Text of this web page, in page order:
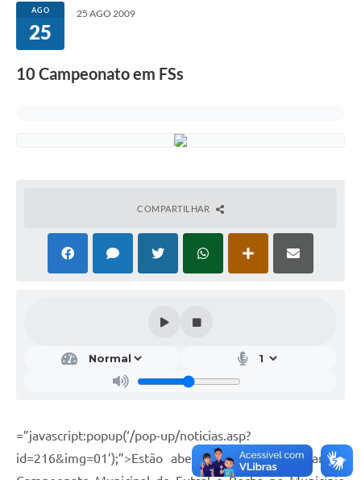
AGO
25
25 AGO 2009
10 Campeonato em FSs
COMPARTILHAR
=”javascript:popup(‘/pop-up/noticias.asp?
id=216&img=01’);”>Estão abertas as inscrições para o